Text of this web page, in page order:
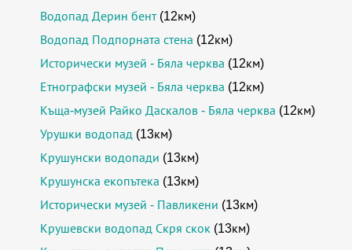
Водопад Дерин бент(12км)
Водопад Подпорната стена (12км)
Исторически музей - Бяла черква (12км)
Етнографски музей - Бяла черква (12км)
Къща-музей Райко Даскалов - Бяла черква (12км)
Урушки водопад (13км)
Крушунски водопади (13км)
Крушунска екопътека (13км)
Исторически музей - Павликени (13км)
Крушевски водопад Скря скок (13км)